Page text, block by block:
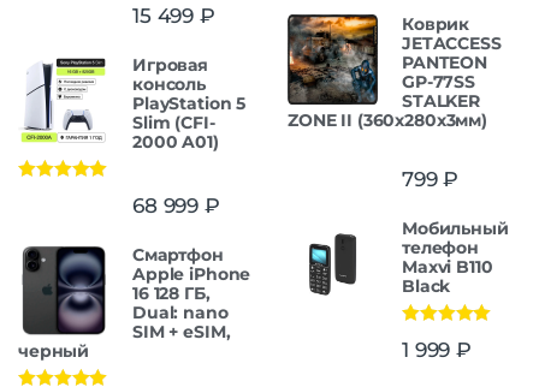
15 499 ₽
Игровая
консоль
PlayStation 5
Slim (CFI-
2000 A01)
68 999 ₽
Смартфон
Apple iPhone
16 128 ГБ,
Dual: nano
SIM + eSIM,
черный
Коврик
JETACCESS
PANTEON
GP-77SS
STALKER
ZONE II (360x280x3мм)
799₽
Мобильный
телефон
Maxvi B110
Black
из 5
1 999 ₽